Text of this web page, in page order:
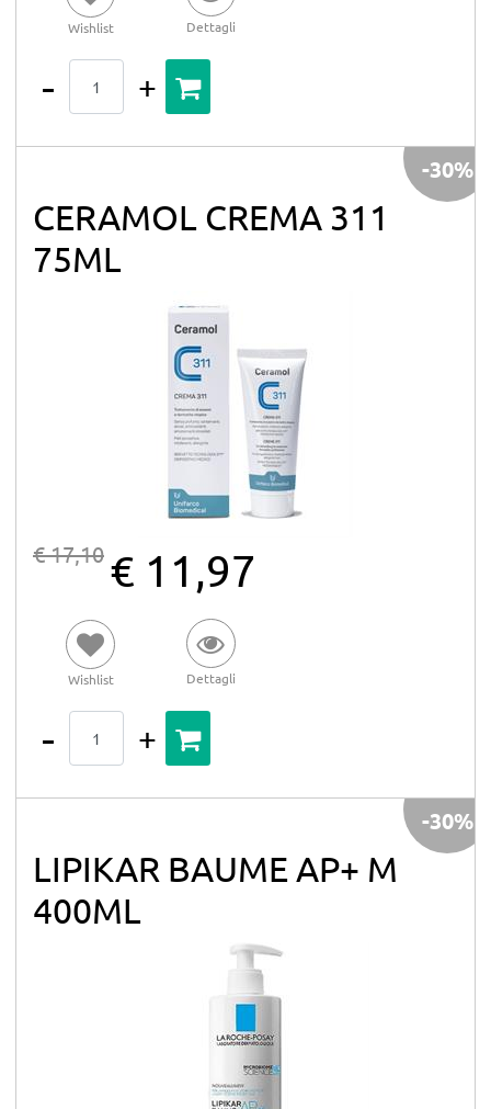
Wishlist Dettagli
CERAMOL CREMA 311
75ML
€ 17,10 € 11,97
Wishlist Dettagli
-30%
LIPIKAR BAUME AP+ M
400ML
-30%